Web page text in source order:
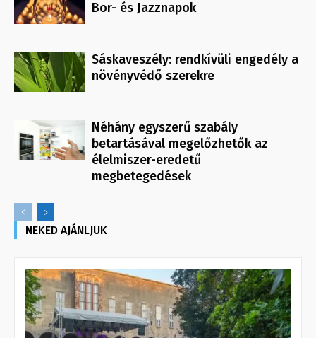
Bor- és Jazznapok
Sáskaveszély: rendkívüli engedély a
növényvédő szerekre
Néhány egyszerű szabály
betartásával megelőzhetők az
élelmiszer-eredetű
megbetegedések
NEKED AJÁNLJUK